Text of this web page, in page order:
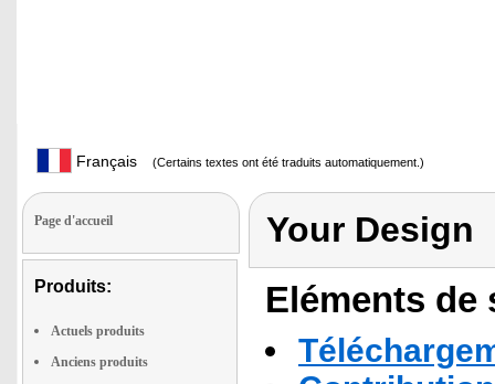
Français (Certains textes ont été traduits automatiquement.)
Page d'accueil
Produits:
Actuels produits
Anciens produits
Your Design
Eléments